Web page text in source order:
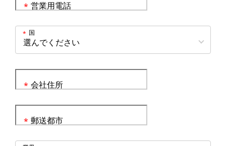
営業用電話
*
国
*
会社住所
*
郵送都市
*